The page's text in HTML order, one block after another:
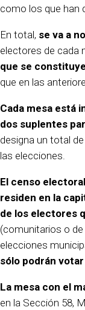
como los que han
En total, se va a
electores de cada
que se
que en las
Cada mesa está
dos suplentes
designa un total de
las elecciones.
El censo
residen en la
de los electores
(comunitarios o
elecciones
sólo podrán
La mesa con el
en la Sección 58,